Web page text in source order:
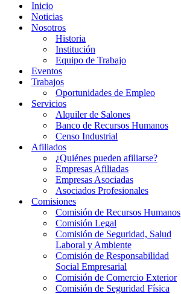
Inicio
Noticias
Nosotros
Historia
Institución
Equipo de Trabajo
Eventos
Trabajos
Oportunidades de Empleo
Servicios
Alquiler de Salones
Banco de Recursos Humanos
Censo Industrial
Afiliados
¿Quiénes pueden afiliarse?
Empresas Afiliadas
Empresas Asociadas
Asociados Profesionales
Comisiones
Comisión de Recursos Humanos
Comisión Legal
Comisión de Seguridad, Salud
Laboral y Ambiente
Comisión de Responsabilidad
Social Empresarial
Comisión de Comercio Exterior
Comisión de Seguridad Física